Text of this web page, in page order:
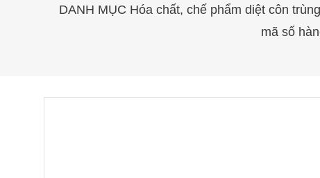
DANH MỤC Hóa chất, chế phẩm diệt côn
mã số